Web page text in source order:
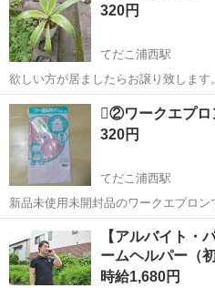
320円
てだこ浦西駅
欲しい方が居ましたらお譲り致します。 丈夫で育てやすい植物です
サイズ（約cm） 高さ35×横35にな
ブン宜野湾長田1丁目店の駐車場でお
ます。
沖縄 宜野湾市 てだこ浦西駅
アガベベネズエラ
🫟②ワークエプロ
320円
てだこ浦西駅
新品未使用未開封品のワークエプロ
ブン宜野湾長田1丁目店の駐車場でお
ます。
宜野湾市 てだこ浦西駅
【アルバイト・
ームヘルパー（
時給1,680円